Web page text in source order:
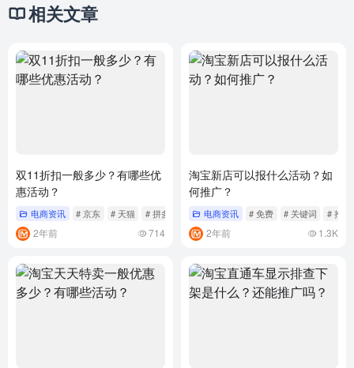
相关文章
双11折扣一般多少？有哪些优
惠活动？
电商资讯 # 京东 # 天猫 # 拼多多
2年前 714
淘宝新店可以报什么活动？如
何推广？
电商资讯 # 免费 # 关键词 # 推广
2年前 1.3K